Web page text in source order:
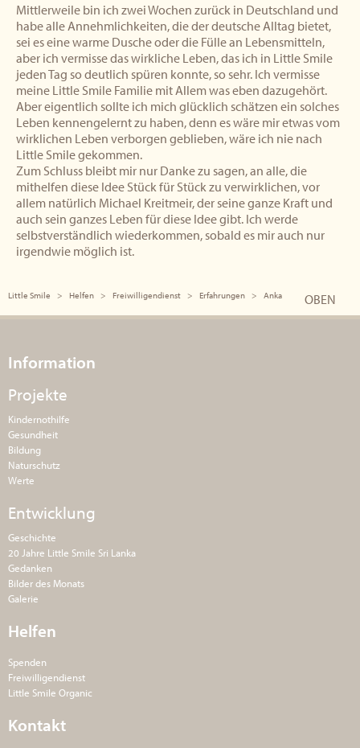
Mittlerweile bin ich zwei Wochen zurück in Deutschland und
habe alle Annehmlichkeiten, die der deutsche Alltag bietet,
sei es eine warme Dusche oder die Fülle an Lebensmitteln,
aber ich vermisse das wirkliche Leben, das ich in Little Smile
jeden Tag so deutlich spüren konnte, so sehr. Ich vermisse
meine Little Smile Familie mit Allem was eben dazugehört.
Aber eigentlich sollte ich mich glücklich schätzen ein solches
Leben kennengelernt zu haben, denn es wäre mir etwas vom
wirklichen Leben verborgen geblieben, wäre ich nie nach
Little Smile gekommen.
Zum Schluss bleibt mir nur Danke zu sagen, an alle, die
mithelfen diese Idee Stück für Stück zu verwirklichen, vor
allem natürlich Michael Kreitmeir, der seine ganze Kraft und
auch sein ganzes Leben für diese Idee gibt. Ich werde
selbstverständlich wiederkommen, sobald es mir auch nur
irgendwie möglich ist.
Little Smile Helfen Freiwilligendienst Erfahrungen Anka OBEN
Information
Projekte
Kindernothilfe
Gesundheit
Bildung
Naturschutz
Werte
Entwicklung
Geschichte
20 Jahre Little Smile Sri Lanka
Gedanken
Bilder des Monats
Galerie
Helfen
Spenden
Freiwilligendienst
Little Smile Organic
Kontakt